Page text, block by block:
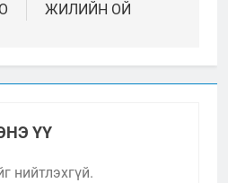
ЖИЛИЙН ОЙ
ҮҮ
нийтлэхгүй.